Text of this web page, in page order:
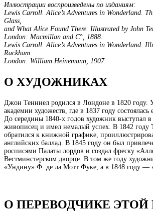
Иллюстрации воспроизведены по изданиям:
Lewis Carroll. Alice’s Adventures in Wonderland.
Glass,
and What Alice Found There. Illustrated by John
London: Macmillan and C°, 1888.
Lewis Carroll. Alice’s Adventures in Wonderland.
Rackham.
London: William Heinemann, 1907.
О ХУДОЖНИКАХ
Джон Тенниел родился в Лондоне в 1820 году.
академии художеств, где в 1837 году состоялась
До середины 1840-х годов художник выступал
живописец и имел немалый успех. В 1842 году
обратился к книжной графике,
английских баллад. В 1845 году он был
росписями Палаты лордов и создал фреску
Вестминстерском дворце. В том же году
«Ундину» Ф. де ла Мотт Фуке, а в 1848 году —
О ПЕРЕВОДЧИКЕ ЭТОЙ